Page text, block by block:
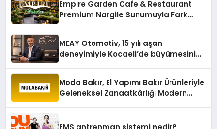
Empire Garden Cafe & Restaurant
Premium Nargile Sunumuyla Fark
MEAY Otomotiv, 15 yılı aşan
deneyimiyle Kocaeli’de büyümesini
Moda Bakır, El Yapımı Bakır Ürünleriyle
Geleneksel Zanaatkârlığı Modern
EMS antrenman sistemi nedir?